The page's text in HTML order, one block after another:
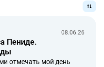
денежных средств – до 5
– до 14 рабочих
08.06.26
Пениде.
отмечать мой день